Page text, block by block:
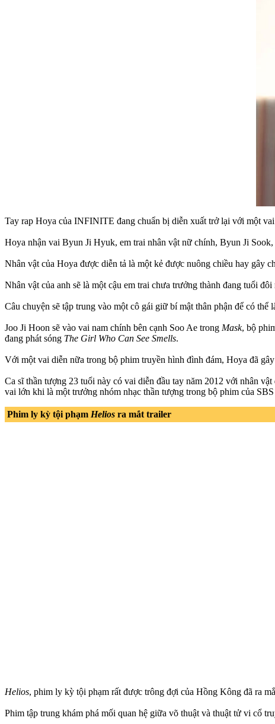
Tay rap Hoya của INFINITE đang chuẩn bị diễn xuất trở lại với một
Hoya nhận vai Byun Ji Hyuk, em trai nhân vật nữ chính, Byun Ji
Nhân vật của Hoya được diễn tả là một kẻ được nuông chiều hay
Nhân vật của anh sẽ là một cậu em trai chưa trưởng thành đang tuổi
Câu chuyện sẽ tập trung vào một cô gái giữ bí mật thân phận để có
Joo Ji Hoon sẽ vào vai nam chính bên cạnh Soo Ae trong Mask, bộ
đang phát sóng The Girl Who Can See Smells.
Với một vai diễn nữa trong bộ phim truyền hình đình đám, Hoya đã
Ca sĩ thần tượng 23 tuổi này có vai diễn đầu tay năm 2012 với nhân
vai lớn khi là một trưởng nhóm nhạc thần tượng trong bộ phim của SBS
Phim ly kỳ tội phạm Helios ra mắt trailer
Helios, phim ly kỳ tội phạm rất được trông đợi của Hồng Kông đã ra
Phim tập trung khám phá mối quan hệ giữa võ thuật và thuật tử vi cổ